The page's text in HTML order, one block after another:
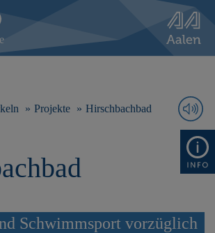
Projekte Hirschbachbad
Schwimmsport vorzüglich